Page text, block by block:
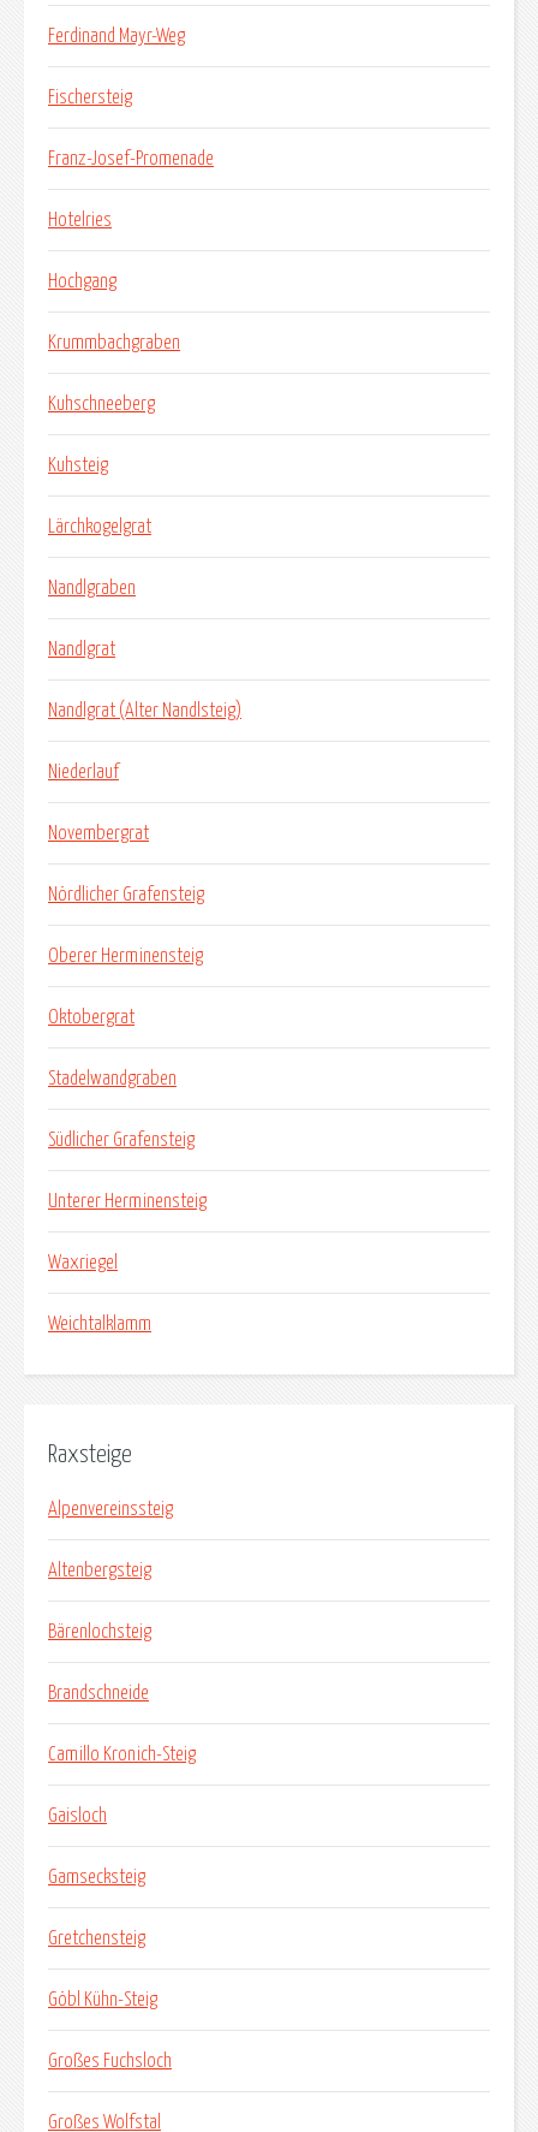
Ferdinand Mayr-Weg
Fischersteig
Franz-Josef-Promenade
Hotelries
Hochgang
Krummbachgraben
Kuhschneeberg
Kuhsteig
Lärchkogelgrat
Nandlgraben
Nandlgrat
Nandlgrat (Alter Nandlsteig)
Niederlauf
Novembergrat
Nördlicher Grafensteig
Oberer Herminensteig
Oktobergrat
Stadelwandgraben
Südlicher Grafensteig
Unterer Herminensteig
Waxriegel
Weichtalklamm
Raxsteige
Alpenvereinssteig
Altenbergsteig
Bärenlochsteig
Brandschneide
Camillo Kronich-Steig
Gaisloch
Gamsecksteig
Gretchensteig
Göbl Kühn-Steig
Großes Fuchsloch
Großes Wolfstal